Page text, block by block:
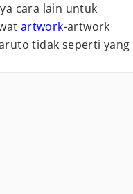
cara lain untuk
artwork-artwork
tidak seperti yang